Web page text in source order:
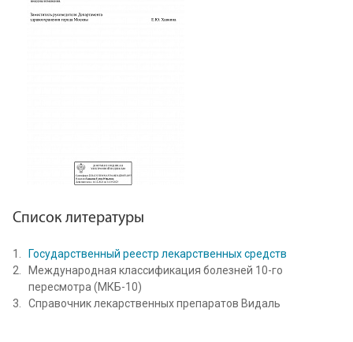
Список литературы
Государственный реестр лекарственных средств
Международная классификация болезней 10-го
пересмотра (МКБ-10)
Справочник лекарственных препаратов Видаль